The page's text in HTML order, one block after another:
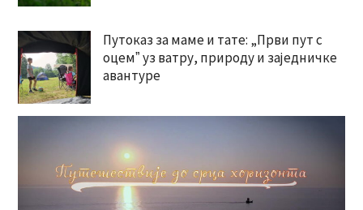
Путоказ за маме и тате: „Први пут с
оцемˮ уз ватру, природу и заједничке
авантуре